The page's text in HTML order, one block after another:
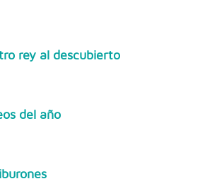
rey al descubierto
del año